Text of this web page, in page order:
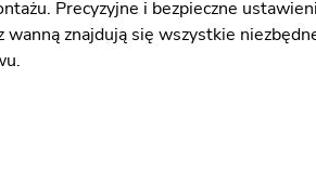
Precyzyjne i bezpieczne
znajdują się wszystkie